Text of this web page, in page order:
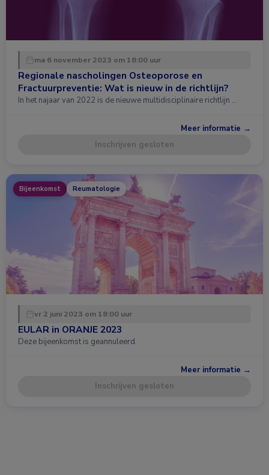
ma 6 november 2023 om 18:00 uur
Regionale nascholingen Osteoporose en
Fractuurpreventie: Wat is nieuw in de richtlijn?
In het najaar van 2022 is de nieuwe multidisciplinaire richtlijn …
Meer informatie →
Inschrijven gesloten
Bijeenkomst Reumatologie
vr 2 juni 2023 om 18:00 uur
EULAR in ORANJE 2023
Deze bijeenkomst is geannuleerd.
Meer informatie →
Inschrijven gesloten